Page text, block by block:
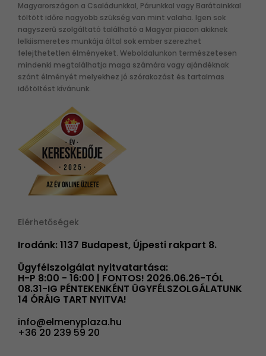
Magyarországon a Családunkkal, Párunkkal vagy Barátainkkal
töltött időre nagyobb szükség van mint valaha. Igen sok
nagyszerű szolgáltató található a Magyar piacon akiknek
lelkiismeretes munkája által sok ember szerezhet
felejthetetlen élményeket. Weboldalunkon természetesen
mindenki megtalálhatja maga számára vagy ajándéknak
szánt élményét melyekhez jó szórakozást és tartalmas
időtöltést kívánunk.
Elérhetőségek
Irodánk: 1137 Budapest, Újpesti rakpart 8.
Ügyfélszolgálat nyitvatartása:
H-P 8:00 - 16:00 | FONTOS! 2026.06.26-TÓL
08.31-IG PÉNTEKENKÉNT ÜGYFÉLSZOLGÁLATUNK
14 ÓRÁIG TART NYITVA!
info@elmenyplaza.hu
+36 20 239 59 20